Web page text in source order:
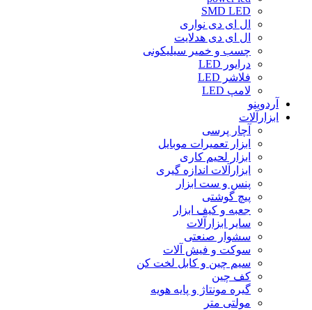
SMD LED
ال ای دی نواری
ال ای دی هدلایت
چسب و خمیر سیلیکونی
درایور LED
فلاشر LED
لامپ LED
آردوینو
ابزارآلات
آچار پرسی
ابزار تعمیرات موبایل
ابزار لحیم کاری
ابزارآلات اندازه گیری
پنس و ست ابزار
پیچ گوشتی
جعبه و کیف ابزار
سایر ابزارآلات
سشوار صنعتی
سوکت و فیش آلات
سیم چین و کابل لخت کن
کف چین
گیره مونتاژ و پایه هویه
مولتی متر